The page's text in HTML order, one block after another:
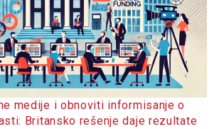
medije i obnoviti informisanje o
Britansko rešenje daje rezultate